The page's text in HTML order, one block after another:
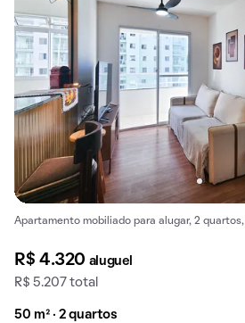
Apartamento mobiliado para alugar, 2
R$ 4.320 aluguel
R$ 5.207 total
50 m² · 2 quartos